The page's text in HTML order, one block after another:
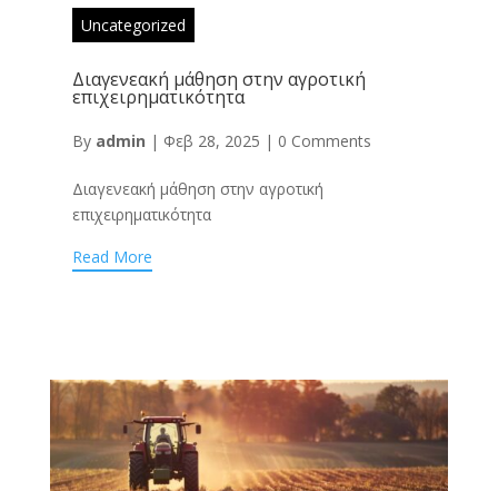
Uncategorized
Διαγενεακή μάθηση στην αγροτική
επιχειρηματικότητα
By admin | Φεβ 28, 2025 | 0 Comments
Διαγενεακή μάθηση στην αγροτική
επιχειρηματικότητα
Read More